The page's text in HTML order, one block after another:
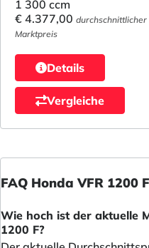
1 300 ccm
€ 4.377,00 durchschnittlicher
Marktpreis
Details
Vergleiche
FAQ Honda VFR 1200 F
Wie hoch ist der aktuelle
1200 F?